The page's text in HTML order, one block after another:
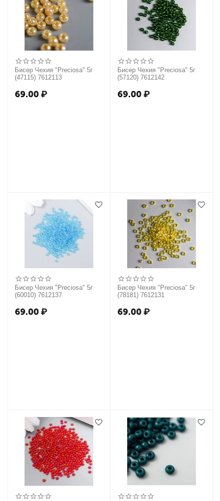
Бисер Чехия "Preciosa" 5г
(47115) 7612113
69.00₽
Бисер Чехия "Preciosa" 5г
(57120) 7612142
69.00₽
Бисер Чехия "Preciosa" 5г
(60010) 7612137
69.00₽
Бисер Чехия "Preciosa" 5г
(78181) 7612131
69.00₽